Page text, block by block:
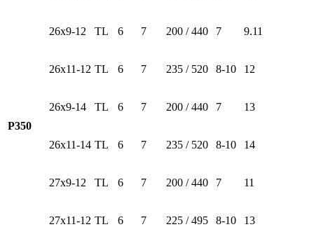
Р350
26х9-12 TL 6 7 200 / 440 7 9.11
26х11-12 TL 6 7 235 / 520 8-10 12
26х9-14 TL 6 7 200 / 440 7 13
26х11-14 TL 6 7 235 / 520 8-10 14
27х9-12 TL 6 7 200 / 440 7 11
27х11-12 TL 6 7 225 / 495 8-10 13